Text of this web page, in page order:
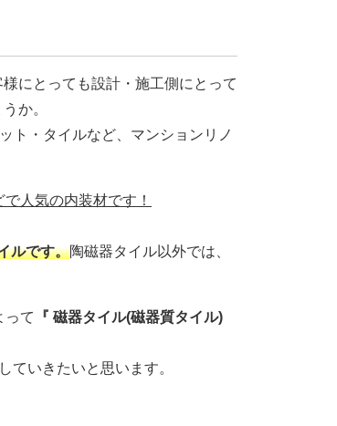
にとっても設計・施工側にとって
か。
ト・タイルなど、マンションリノ
人気の内装材です！
ルです。陶磁器タイル以外では、
って
『 磁器タイル(磁器質タイル)
ていきたいと思います。